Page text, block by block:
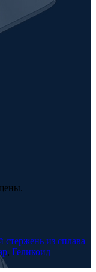
стержень из сплава
, Геликоид